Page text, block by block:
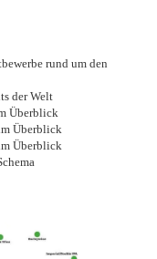
rund um den
der Welt
Überblick
Überblick
Überblick